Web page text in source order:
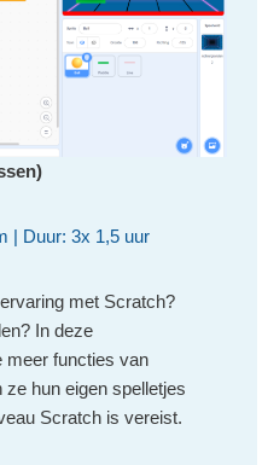
| Duur: 3x 1,5 uur
met Scratch?
In deze
meer functies van
hun eigen spelletjes
Scratch is vereist.